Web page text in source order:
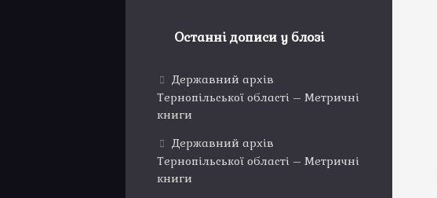
Останні дописи у блозі
Державний архів
Тернопільської області – Метричні
книги
Державний архів
Тернопільської області – Метричні
книги